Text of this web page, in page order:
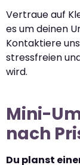
Vertraue auf
es um deinen
Kontaktiere
stressfreien
wird.
Mini-
nach
Du planst